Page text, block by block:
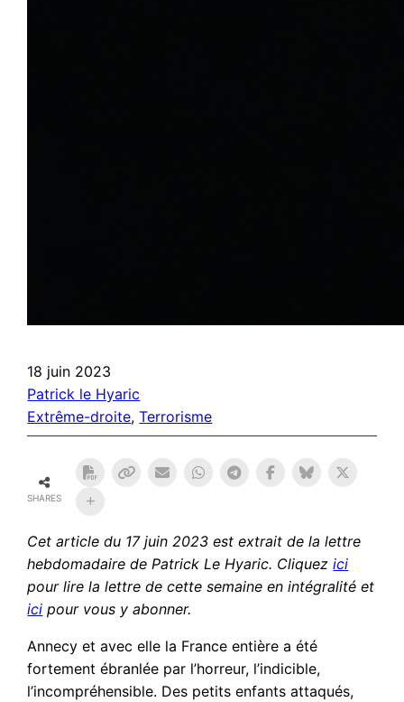
18 juin 2023
Patrick le Hyaric
Extrême-droite, Terrorisme
SHARES
Cet article du 17 juin 2023 est extrait de la lettre
hebdomadaire de Patrick Le Hyaric. Cliquezici
pour lire la lettre de cette semaine en intégralité et
ici pour vous y abonner.
Annecy et avec elle la France entière a été
fortement ébranlée par l’horreur, l’indicible,
l’incompréhensible. Des petits enfants attaqués,